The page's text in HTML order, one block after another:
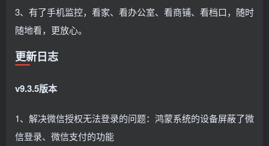
3、有了手机监控，看家、看办公室、看商铺、看档口，随时
随地看，更放心。
更新日志
v9.3.5版本
1、解决微信授权无法登录的问题：鸿蒙系统的设备屏蔽了微
信登录、微信支付的功能